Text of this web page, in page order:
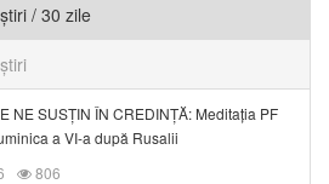
/ 30 zile
NE SUSȚIN ÎN CREDINȚĂ: Meditația PF
a VI-a după Rusalii
806